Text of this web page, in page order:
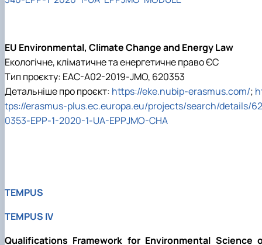
EU Environmental, Climate Change and Energy Law
Екологічне, кліматичне та енергетичне право ЄС
Тип проєкту: EAC-A02-2019-JMO, 620353
Детальніше про проєкт: https://eke.nubip-erasmus.com/;
tps://erasmus-plus.ec.europa.eu/projects/search/details/62
0353-EPP-1-2020-1-UA-EPPJMO-CHA
TEMPUS
TEMPUS IV
Qualifications Framework for Environmental Science